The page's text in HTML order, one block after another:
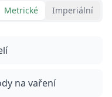
Metrické Imperiální
na vaření